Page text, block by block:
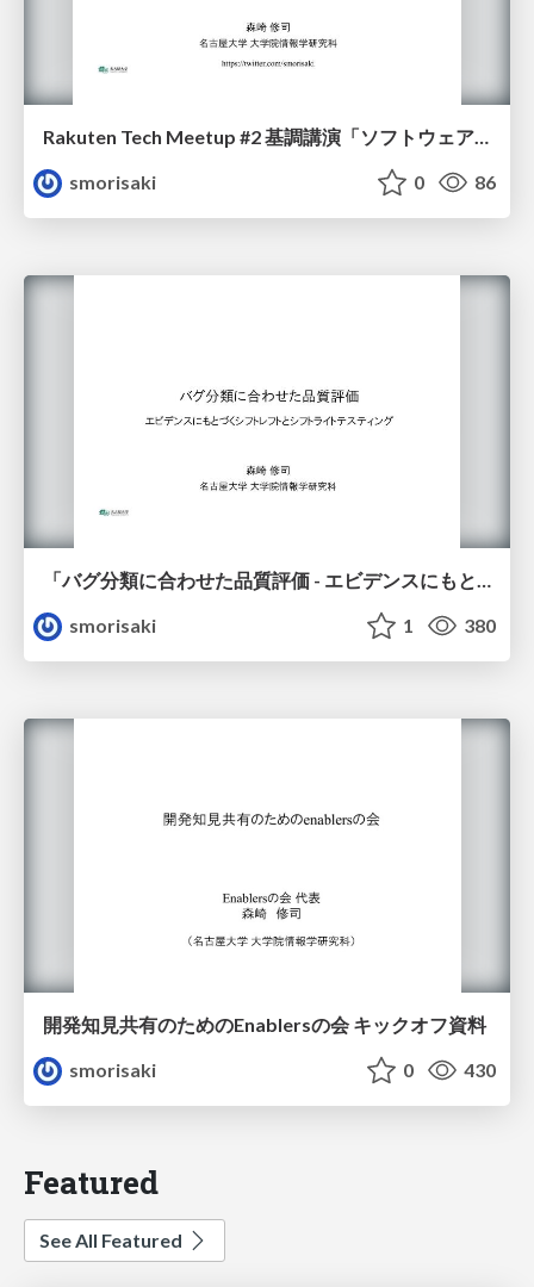
Rakuten Tech Meetup #2 基調講演「ソフトウェア開発活動のデータとアナリティクスの3原則」
smorisaki
0 86
「バグ分類に合わせた品質評価 - エビデンスにもとづくシフトレフトとシフトライトテスティング」Findyでのオンライン講演 #品質評価_findy
smorisaki
1 380
開発知見共有のためのEnablersの会 キックオフ資料
smorisaki
0 430
Featured
See All Featured